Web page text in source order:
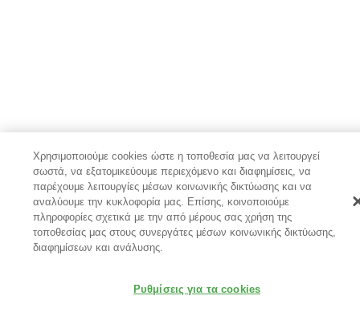
Χρησιμοποιούμε cookies ώστε η τοποθεσία μας να λειτουργεί
σωστά, να εξατομικεύουμε περιεχόμενο και διαφημίσεις, να
παρέχουμε λειτουργίες μέσων κοινωνικής δικτύωσης και να
αναλύουμε την κυκλοφορία μας. Επίσης, κοινοποιούμε
πληροφορίες σχετικά με την από μέρους σας χρήση της
τοποθεσίας μας στους συνεργάτες μέσων κοινωνικής δικτύωσης,
διαφημίσεων και ανάλυσης.
Ρυθμίσεις για τα cookies